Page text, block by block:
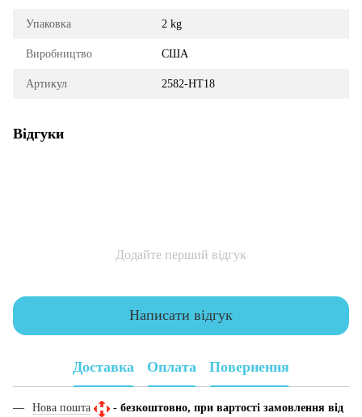
Упаковка 2 kg
Виробництво США
Артикул 2582-HT18
Відгуки
Додайте перший відгук
Написати відгук
Доставка Оплата Повернення
Нова пошта - безкоштовно, при вартості замовлення від